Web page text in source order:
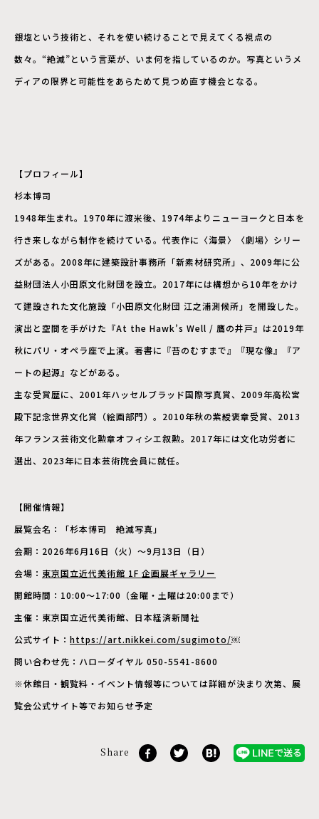
銀塩という技術と、それを使い続けることで見えてくる視点の
数々。“絶滅”という言葉が、いま何を指しているのか。写真というメ
ディアの限界と可能性をあらためて見つめ直す機会となる。
【プロフィール】
杉本博司
1948年生まれ。1970年に渡米後、1974年よりニューヨークと日本を
行き来しながら制作を続けている。代表作に〈海景〉〈劇場〉シリー
ズがある。2008年に建築設計事務所「新素材研究所」、2009年に公
益財団法人小田原文化財団を設立。2017年には構想から10年をかけ
て建設された文化施設「小田原文化財団 江之浦測候所」を開設した。
演出と空間を手がけた『At the Hawk’s Well / 鷹の井戸』は2019年
秋にパリ・オペラ座で上演。著書に『苔のむすまで』『現な像』『ア
ートの起源』などがある。
主な受賞歴に、2001年ハッセルブラッド国際写真賞、2009年高松宮
殿下記念世界文化賞（絵画部門）。2010年秋の紫綬褒章受賞、2013
年フランス芸術文化勲章オフィシエ叙勲。2017年には文化功労者に
選出、2023年に日本芸術院会員に就任。
【開催情報】
展覧会名：「杉本博司 絶滅写真」
会期：2026年6月16日（火）〜9月13日（日）
会場： 東京国立近代美術館 1F 企画展ギャラリー
開館時間：10:00〜17:00（金曜・土曜は20:00まで）
主催：東京国立近代美術館、日本経済新聞社
公式サイト： https://art.nikkei.com/sugimoto/￼
問い合わせ先：ハローダイヤル 050-5541-8600
※休館日・観覧料・イベント情報等については詳細が決まり次第、展
覧会公式サイト等でお知らせ予定
Share